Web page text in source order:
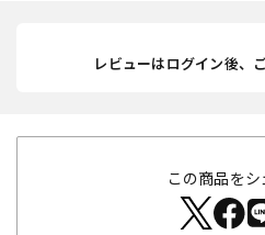
レビューはログイン後、
この商品を